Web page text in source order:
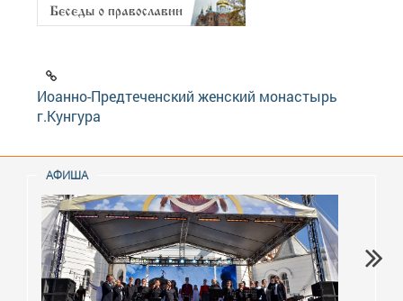
Иоанно-Предтеченский женский монастырь
г.Кунгура
АФИША